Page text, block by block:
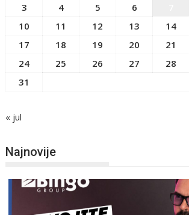
3
4 5 6
10
11 12 13 14
17
18 19 20 21
24
25 26 27 28
31
« jul
Najnovije